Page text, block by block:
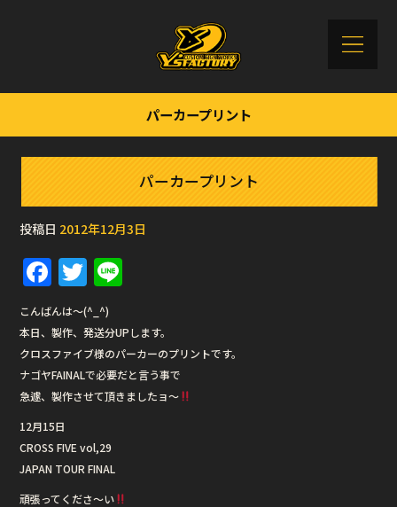
パーカープリント
パーカープリント
投稿日 2012年12月3日
F
a
c
e
b
o
o
k
T
w
it
te
r
e
こんばんは〜(^_^)
本日、製作、発送分UPします。
クロスファイブ様のパーカーのプリントです。
ナゴヤFAINALで必要だと言う事で
急遽、製作させて頂きましたョ〜
12月15日
CROSS FIVE vol,29
JAPAN TOUR FINAL
頑張ってくださ〜い